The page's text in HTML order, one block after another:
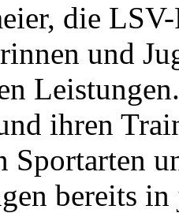
die
und
ihren
Sportarten
bereits